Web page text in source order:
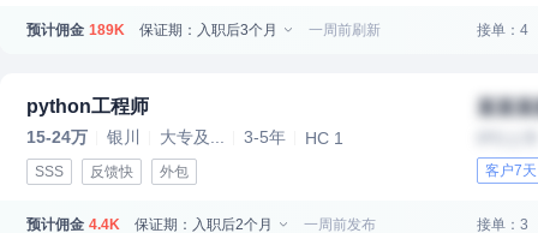
预计佣金 189K 保证期：入职后3个月 一周前刷新 接单：4
python工程师
15-24万 银川 大专及... 3-5年 HC 1
SSS 反馈快 外包
某某
客户7
预计佣金 4.4K 保证期：入职后2个月 一周前发布 接单：3